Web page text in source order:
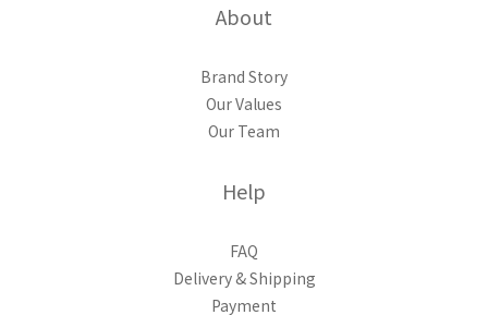
About
Brand Story
Our Values
Our Team
Help
FAQ
Delivery & Shipping
Payment